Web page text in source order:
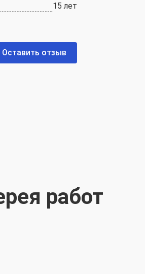
15 лет
Оставить отзыв
работ